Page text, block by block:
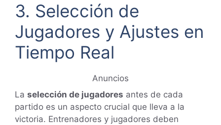
3. Selección de
Jugadores y Ajustes en
Tiempo Real
Anuncios
La selección de jugadores antes de cada
partido es un aspecto crucial que lleva a la
victoria. Entrenadores y jugadores deben